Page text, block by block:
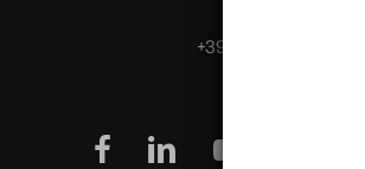
+39 0499624665
facebook
linkedinyoutube